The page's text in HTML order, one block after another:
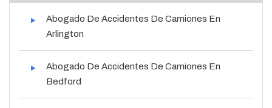
Abogado De Accidentes De Camiones En
Arlington
Abogado De Accidentes De Camiones En
Bedford